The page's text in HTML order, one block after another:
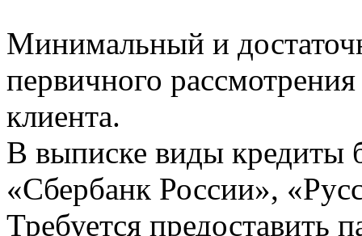
Минимальный и
первичного
клиента.
В выписке виды кредиты
«Сбербанк России»,
Требуется предоставить